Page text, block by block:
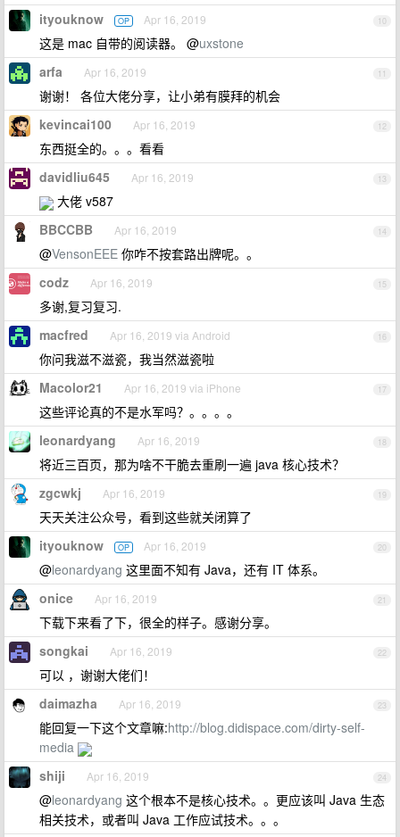
10
ityouknow OP Apr 16, 2019
这是 mac 自带的阅读器。 @uxstone
11
arfa Apr 16, 2019
谢谢！ 各位大佬分享，让小弟有膜拜的机会
12
kevincai100 Apr 16, 2019
东西挺全的。。。看看
13
davidliu645 Apr 16, 2019
大佬 v587
14
BBCCBB Apr 16, 2019
@VensonEEE 你咋不按套路出牌呢。。
15
codz Apr 16, 2019
多谢,复习复习.
16
macfred Apr 16, 2019 via Android
你问我滋不滋瓷，我当然滋瓷啦
17
Macolor21 Apr 16, 2019 via iPhone
这些评论真的不是水军吗？。。。。
18
leonardyang Apr 16, 2019
将近三百页，那为啥不干脆去重刷一遍 java 核心技术？
19
zgcwkj Apr 16, 2019
天天关注公众号，看到这些就关闭算了
20
ityouknow OP Apr 16, 2019
@leonardyang 这里面不知有 Java，还有 IT 体系。
21
onice Apr 16, 2019
下载下来看了下，很全的样子。感谢分享。
22
songkai Apr 16, 2019
可以 ，谢谢大佬们！
23
daimazha Apr 16, 2019
能回复一下这个文章嘛:http://blog.didispace.com/dirty-self-
media
24
shiji Apr 16, 2019
@leonardyang 这个根本不是核心技术。。更应该叫 Java 生态
相关技术，或者叫 Java 工作应试技术。。。